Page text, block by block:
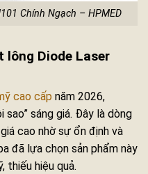
Chính Ngạch – HPMED
lông Diode Laser
cao cấp năm 2026,
sao” sáng giá. Đây là dòng
cao nhờ sự ổn định và
đã lựa chọn sản phẩm này
thiếu hiệu quả.